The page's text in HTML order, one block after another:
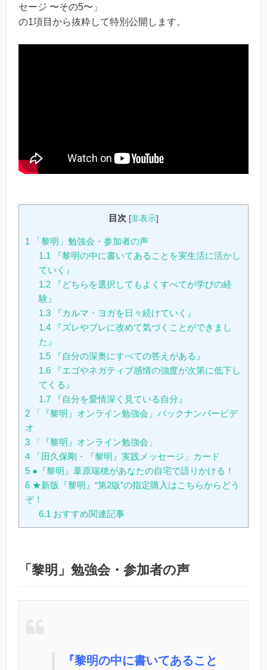
セージ 〜その5〜」
の1項目から抜粋して特別公開します。
目次 [非表示]
1 「黎明」勉強会・参加者の声
1.1 『黎明の中に書いてあることを実生活に活かし
ていく』
1.2『どちらを選択してもよくすべてが学びの経
験』
1.3『カルマ・ヨガを日々続けていく』
1.4『ズレやブレに改めて気づくことができまし
た』
1.5『自分の深奥にすべての答えがある』
1.6『エゴやネガティブ感情の強度が次第に低下し
てくる』
1.7『自分を愛情深く見ている自分』
2 「『黎明』オンライン勉強会」バックナンバービデ
オ
3 「『黎明』オンライン勉強会」
4 「田久保剛・『黎明』実践メッセージ」カード
5 ●『黎明』葦原瑞穂があなたの自宅で語りかける！
6 ★新版『黎明』“第2版”の指定購入はこちらからどう
ぞ！
6.1 おすすめ関連記事
「黎明」勉強会・参加者の声
『黎明の中に書いてあること